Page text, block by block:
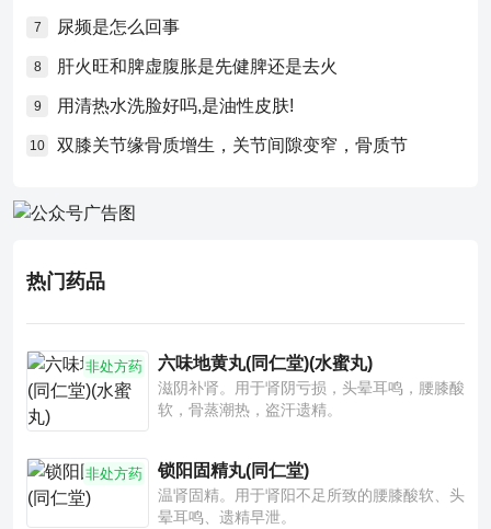
7 尿频是怎么回事
8 肝火旺和脾虚腹胀是先健脾还是去火
9 用清热水洗脸好吗,是油性皮肤!
10 双膝关节缘骨质增生，关节间隙变窄，骨质节
热门药品
非处方药 六味地黄丸(同仁堂)(水蜜丸)
滋阴补肾。用于肾阴亏损，头晕耳鸣，腰膝酸
软，骨蒸潮热，盗汗遗精。
非处方药 锁阳固精丸(同仁堂)
温肾固精。用于肾阳不足所致的腰膝酸软、头
晕耳鸣、遗精早泄。